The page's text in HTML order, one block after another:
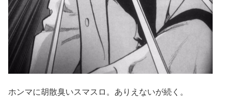
ホンマに胡散臭いスマスロ。ありえないが続く。